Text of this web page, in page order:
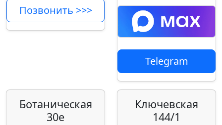
Позвонить >>>
Telegram
Ботаническая
30е
Ключевская
144/1